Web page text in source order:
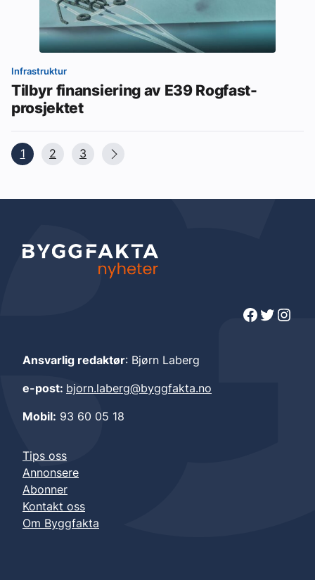
Infrastruktur
Tilbyr finansiering av E39 Rogfast-
prosjektet
1 2 3
Facebook Twitter Instagram
Ansvarlig redaktør: Bjørn Laberg
e-post: bjorn.laberg@byggfakta.no
Mobil: 93 60 05 18
Tips oss
Annonsere
Abonner
Kontakt oss
Om Byggfakta